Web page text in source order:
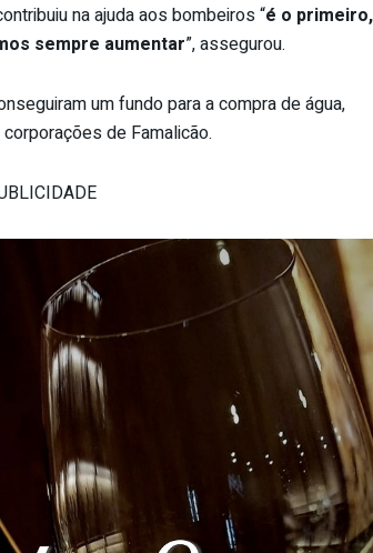
na ajuda aos bombeiros “é o primeiro,
sempre aumentar”, assegurou.
um fundo para a compra de água,
de Famalicão.